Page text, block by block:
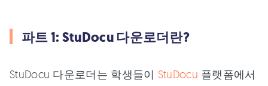
파트 1: StuDocu 다운로더란?
StuDocu 다운로더는 학생들이 StuDocu 플랫폼에서